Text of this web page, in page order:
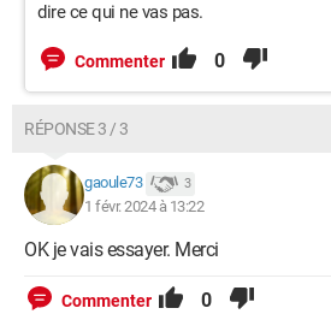
dire ce qui ne vas pas.
Commenter 0
RÉPONSE 3 / 3
gaoule73 3
1 févr. 2024 à 13:22
OK je vais essayer. Merci
Commenter 0